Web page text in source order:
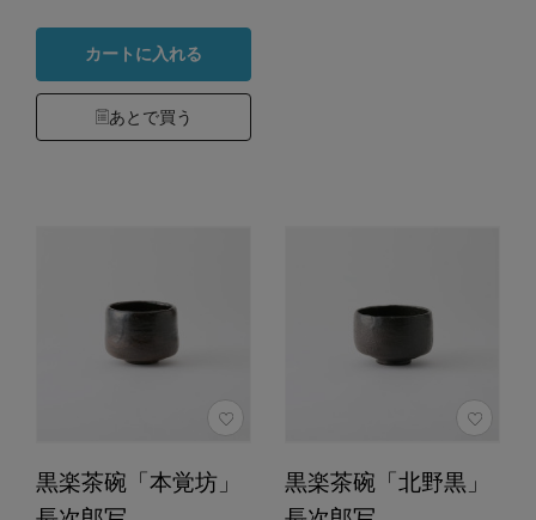
カートに入れる
あとで買う
黒楽茶碗「本覚坊」
黒楽茶碗「北野黒」